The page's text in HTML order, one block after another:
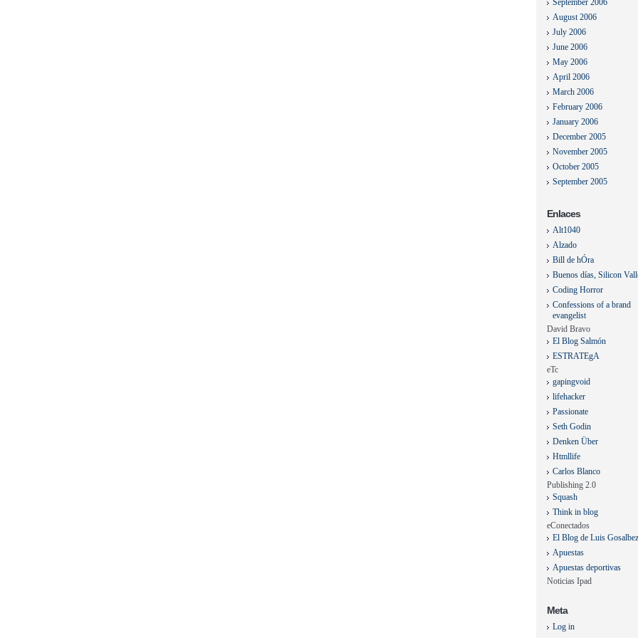
September 2006
August 2006
July 2006
June 2006
May 2006
April 2006
March 2006
February 2006
January 2006
December 2005
November 2005
October 2005
September 2005
Enlaces
Alt1040
Alzado
Bill de hÓra
Buenos días, Silicon
Coding Horror
Confessions of a brand
evangelist
David Bravo
El Blog Salmón
ESTRATEgA
eTc
gapingvoid
lifehacker
Passionate
Seth Godin
Denken Über
Htmllife
Carlos Blanco
Publishing 2.0
Squash
Think in blog
eConectados
El Blog de Luis Gosalbez
Apuestas
Apuestas deportivas
Noticias Ipad
Meta
Log in